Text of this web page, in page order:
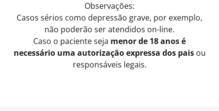
Observações:
Casos sérios como depressão grave, por exemplo,
não poderão ser atendidos on-line.
Caso o paciente seja menor de 18 anos é
necessário uma autorização expressa dos paisou
responsáveis legais.